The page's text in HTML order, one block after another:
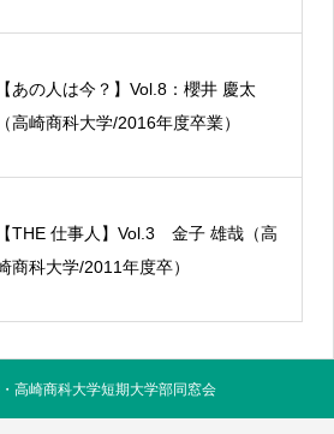
【あの人は今？】Vol.8：櫻井 慶太
（高崎商科大学/2016年度卒業）
【THE 仕事人】Vol.3 金子 雄哉（高
商科大学/2011年度卒）
高崎商科大学短期大学部同窓会